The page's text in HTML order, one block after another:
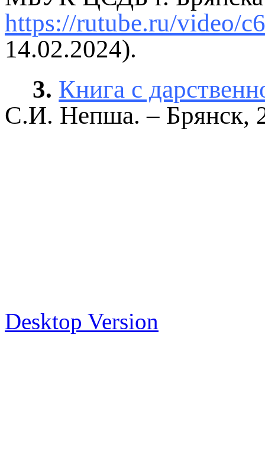
https://rutube.ru/video/
14.02.2024).
3. Книга с
С.И. Непша. – Брянск,
Desktop Version